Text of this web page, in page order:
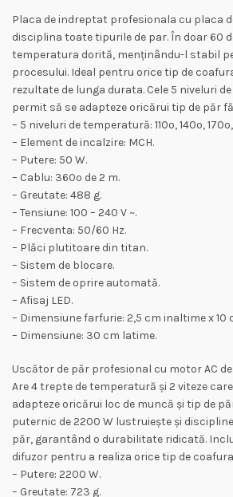
Placa de indreptat profesionala cu placa
disciplina toate tipurile de par. În doar 60
temperatura dorită, menținându-l stabil
procesului. Ideal pentru orice tip de
rezultate de lunga durata. Cele 5 niveluri
permit să se adapteze oricărui tip de păr
– 5 niveluri de temperatură: 110º, 140º,
– Element de incalzire: MCH.
– Putere: 50 W.
– Cablu: 360º de 2 m.
– Greutate: 488 g.
– Tensiune: 100 – 240 V ~.
– Frecventa: 50/60 Hz.
– Plăci plutitoare din titan.
– Sistem de blocare.
– Sistem de oprire automată.
– Afisaj LED.
– Dimensiune farfurie: 2,5 cm inaltime x 10
– Dimensiune: 30 cm latime.
Uscător de păr profesional cu motor AC
Are 4 trepte de temperatură și 2 viteze
adapteze oricărui loc de muncă și tip de
puternic de 2200 W lustruiește și
păr, garantând o durabilitate ridicată.
difuzor pentru a realiza orice tip de
– Putere: 2200 W.
– Greutate: 723 g.